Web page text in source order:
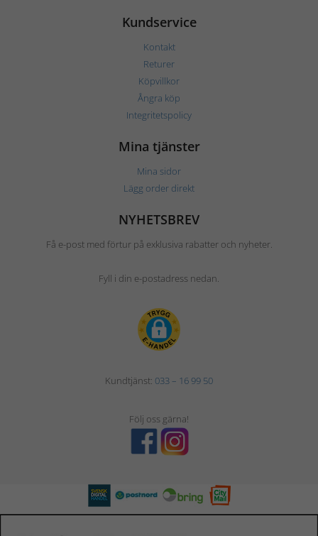
Kundservice
Kontakt
Returer
Köpvillkor
Ångra köp
Integritetspolicy
Mina tjänster
Mina sidor
Lägg order direkt
NYHETSBREV
Få e-post med förtur på exklusiva rabatter och nyheter.
Fyll i din e-postadress nedan.
Kundtjänst: 033 – 16 99 50
Följ oss gärna!